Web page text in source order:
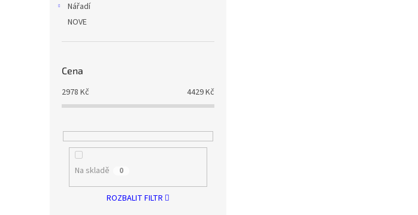
Nářadí
NOVE
Cena
2978 Kč 4429Kč
Na skladě 0
ROZBALIT FILTR